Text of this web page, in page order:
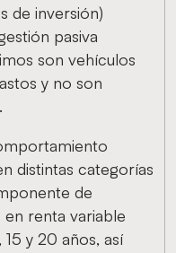
de inversión)
pasiva
son vehículos
y no son
distintas categorías
de
renta variable
15 y 20 años, así